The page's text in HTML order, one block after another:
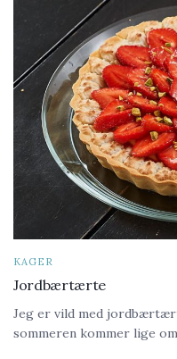
KAGER
Jordbærtærte
Jeg er vild med
sommeren kommer lige